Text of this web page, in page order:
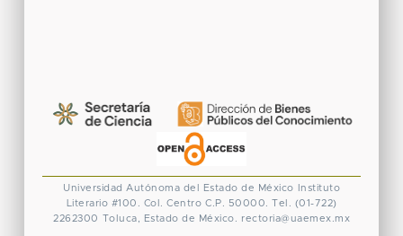
Universidad Autónoma del Estado de México
Instituto
Literario #100. Col. Centro C.P. 50000. Tel. (01-722)
2262300 Toluca, Estado de México. rectoria@uaemex.mx